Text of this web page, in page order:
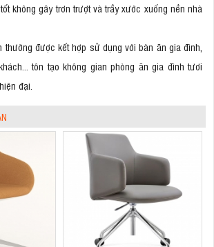
không gây trơn trượt và trầy xước xuống nền nhà
thường được kết hợp sử dụng với bàn ăn gia đình,
tôn tạo không gian phòng ăn gia đình tươi
đại.